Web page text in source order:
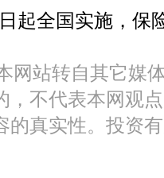
网站转自其它媒
，不代表本网观
的真实性。投资